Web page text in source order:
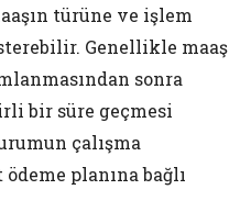
türüne ve işlem
Genellikle maaş
sonra
bir süre geçmesi
çalışma
planına bağlı